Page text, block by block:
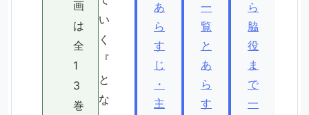
画
は
全
1
3
巻
い
く
『
と
な
あ
ら
す
じ
・
主
一
覧
と
あ
ら
す
ら
脇
役
ま
で
一